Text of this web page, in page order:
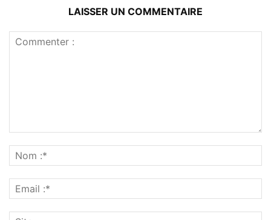
LAISSER UN COMMENTAIRE